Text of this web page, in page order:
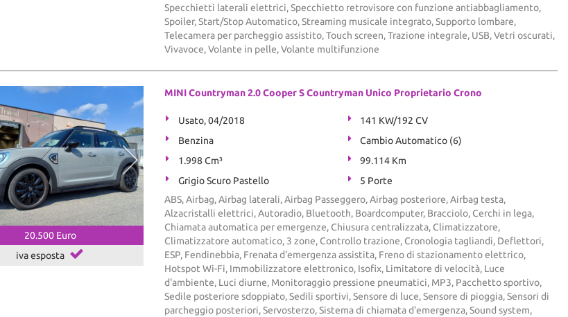
Specchietti laterali elettrici, Specchietto retrovisore con funzione antiabbagliamento,
Spoiler, Start/Stop Automatico, Streaming musicale integrato, Supporto lombare,
Telecamera per parcheggio assistito, Touch screen, Trazione integrale, USB, Vetri oscurati,
Vivavoce, Volante in pelle, Volante multifunzione
20.500 Euro
iva esposta
MINI Countryman 2.0 Cooper S Countryman Unico Proprietario Crono
Usato, 04/2018
141 KW/192 CV
Benzina
Cambio Automatico (6)
1.998 Cm³
99.114 Km
Grigio Scuro Pastello
5 Porte
ABS, Airbag, Airbag laterali, Airbag Passeggero, Airbag posteriore, Airbag testa,
Alzacristalli elettrici, Autoradio, Bluetooth, Boardcomputer, Bracciolo, Cerchi in lega,
Chiamata automatica per emergenze, Chiusura centralizzata, Climatizzatore,
Climatizzatore automatico, 3 zone, Controllo trazione, Cronologia tagliandi, Deflettori,
ESP, Fendinebbia, Frenata d'emergenza assistita, Freno di stazionamento elettrico,
Hotspot Wi-Fi, Immobilizzatore elettronico, Isofix, Limitatore di velocità, Luce
d'ambiente, Luci diurne, Monitoraggio pressione pneumatici, MP3, Pacchetto sportivo,
Sedile posteriore sdoppiato, Sedili sportivi, Sensore di luce, Sensore di pioggia, Sensori di
parcheggio posteriori, Servosterzo, Sistema di chiamata d'emergenza, Sound system,